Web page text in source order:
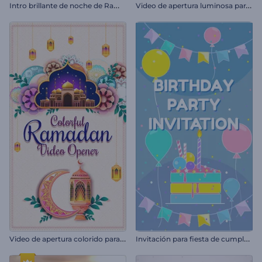
I
ntro brillante de noche de Ramadán V
ideo de apertura luminosa para Ramadán
V
ideo de apertura colorido para Ramadán I
nvitación para fiesta de cumpleaños